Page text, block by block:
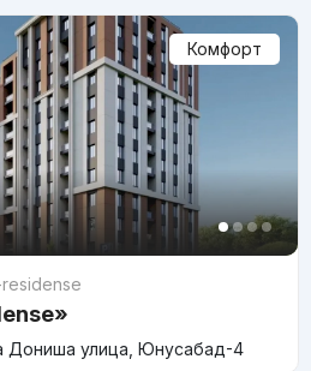
Комфорт
Дониша улица, Юнусабад-4